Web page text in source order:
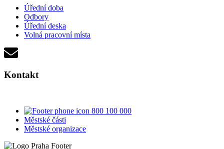
Úřední doba
Odbory
Úřední deska
Volná pracovní místa
Kontakt
800 100 000
Městské části
Městské organizace